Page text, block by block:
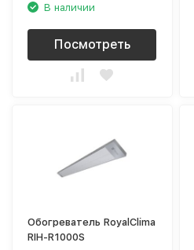
В наличии
Посмотреть
Обогреватель RoyalClima
RIH-R1000S